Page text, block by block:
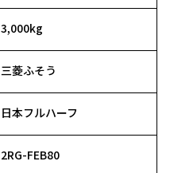
3,000kg
三菱ふそう
日本フルハーフ
2RG-FEB80